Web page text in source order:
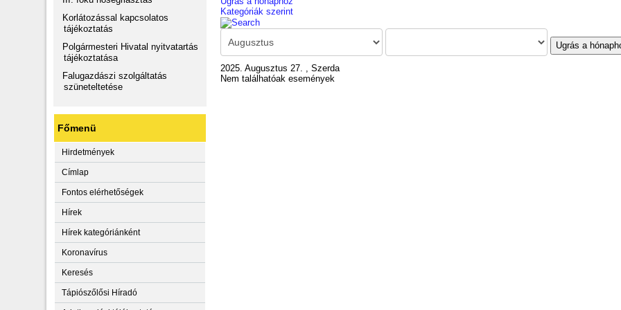
Korlátozással kapcsolatos
tájékoztatás
Polgármesteri Hivatal nyitvatartás
tájékoztatása
Falugazdászi szolgáltatás
szüneteltetése
Főmenü
Hirdetmények
Címlap
Fontos elérhetőségek
Hírek
Hírek kategóriánként
Koronavírus
Keresés
Tápiószőlősi Híradó
Kategóriák szerint
Ugrás a
2025. Augusztus 27. , Szerda
Nem találhatóak események